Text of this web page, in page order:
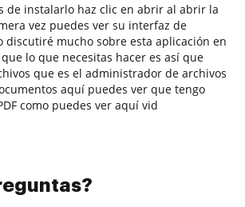
de instalarlo haz clic en abrir al abrir la
vez puedes ver su interfaz de
discutiré mucho sobre esta aplicación en
lo que necesitas hacer es así que
que es el administrador de archivos
aquí puedes ver que tengo
como puedes ver aquí vid